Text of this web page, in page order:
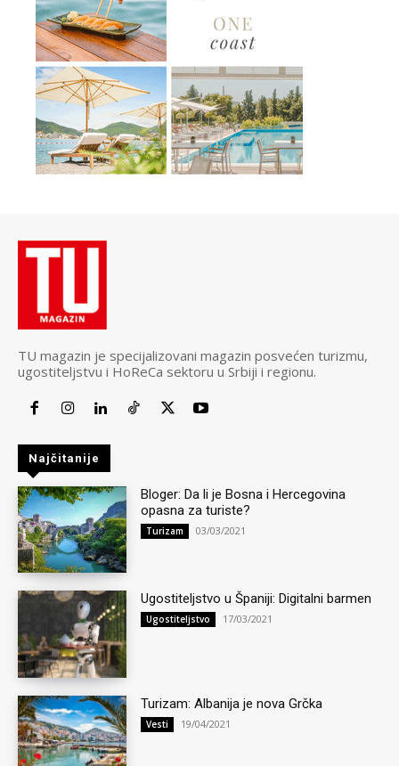
TU magazin je specijalizovani magazin posvećen turizmu,
ugostiteljstvu i HoReCa sektoru u Srbiji i regionu.
Najčitanije
Bloger: Da li je Bosna i Hercegovina
opasna za turiste?
Turizam 03/03/2021
Ugostiteljstvo u Španiji: Digitalni barmen
Ugostiteljstvo 17/03/2021
Turizam: Albanija je nova Grčka
Vesti 19/04/2021